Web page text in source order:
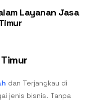
Layanan Jasa
dan Terjangkau di
jenis bisnis. Tanpa